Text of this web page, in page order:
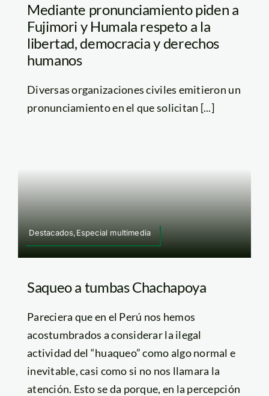
Mediante pronunciamiento piden a
Fujimori y Humala respeto a la
libertad, democracia y derechos
humanos
Diversas organizaciones civiles emitieron un
pronunciamiento en el que solicitan [...]
Destacados,Especial multimedia
Saqueo a tumbas Chachapoya
Pareciera que en el Perú nos hemos
acostumbrados a considerar la ilegal
actividad del “huaqueo” como algo normal e
inevitable, casi como si no nos llamara la
atención. Esto se da porque, en la percepción